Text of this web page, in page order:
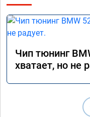
Чип тюнинг
хватает, но не